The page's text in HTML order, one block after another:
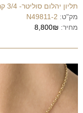
תליון יהלום סוליטר- 3/4 קראט מרכזית
מק"ט: N49811-2
מחיר: 8,800₪